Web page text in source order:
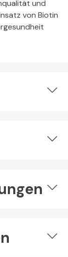
und
von Biotin